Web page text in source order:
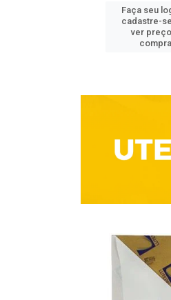
Faça seu
cadastre-
ver